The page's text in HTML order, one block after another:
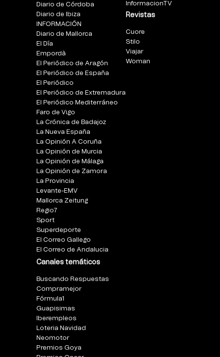
Diario de Córdoba
Diario de Ibiza
INFORMACIÓN
Diario de Mallorca
El Día
Empordà
El Periódico de Aragón
El Periódico de España
El Periódico
El Periódico de Extremadura
El Periódico Mediterráneo
Faro de Vigo
La Crónica de Badajoz
La Nueva España
La Opinión A Coruña
La Opinión de Murcia
La Opinión de Málaga
La Opinión de Zamora
La Provincia
Levante-EMV
Mallorca Zeitung
Regio7
Sport
Superdeporte
El Correo Gallego
El Correo de Andalucia
Canales temáticos
Buscando Respuestas
Compramejor
Fórmula1
Guapisimas
Iberempleos
Loteria Navidad
Neomotor
Premios Goya
InformacionTV
Revistas
Cuore
Stilo
Viajar
Woman